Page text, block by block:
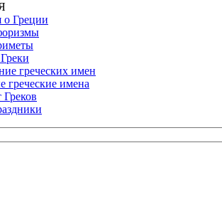
Греции
греческих имен
греческие имена